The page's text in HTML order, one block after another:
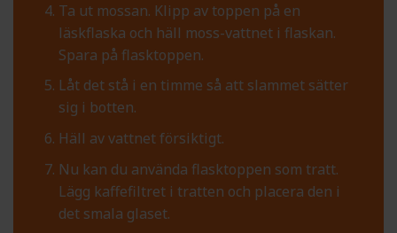
Ta ut mossan. Klipp av toppen på en
läskflaska och häll moss-vattnet i flaskan.
Spara på flasktoppen.
Låt det stå i en timme så att slammet sätter
sig i botten.
Häll av vattnet försiktigt.
Nu kan du använda flasktoppen som tratt.
Lägg kaffefiltret i tratten och placera den i
det smala glaset.